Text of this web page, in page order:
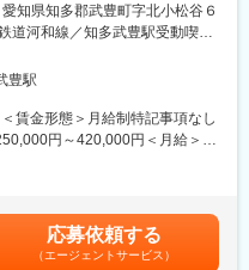
し、2400万と1500万以上安
エネ性能など、他社ではオプシ
！
から設計提案できるベテランし
験から活躍できます！
い、当社グループでは防衛用推
能力の新設・増強を行っていま
愛知県）および日本工機（株）
の新設プロジェクト（計画立案
精算までの一連の業務
い設備計画を立案、実行し、
知県知多郡武豊町字北小松谷６
道河和線／知多武豊駅受動喫煙
務地詳細2＞日本工機（株）白河
大字長坂字土生2-1 受動喫煙
豊駅
賃金形態＞月給制特記事項なし
円～420,000円＜月給＞
であり、選考を通じて上下する
定手当を含めた表記です。
応募依頼する
（エージェントサービス）